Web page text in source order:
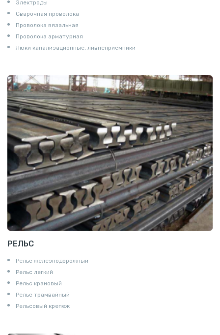
Электроды
Сварочная проволока
Проволока вязальная
Проволока арматурная
Люки канализационные, ливнеприемники
РЕЛЬС
Рельс железнодорожный
Рельс легкий
Рельс крановый
Рельс трамвайный
Рельсовый крепеж